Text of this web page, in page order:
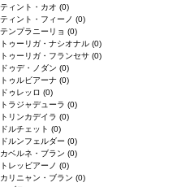
ティント・カオ (0)
ティント・フィーノ (0)
テンプラニーリョ (0)
トゥーリガ・ナシオナル (0)
トゥーリガ・フランセサ (0)
ドゥデ・ノダン (0)
トゥルビアーナ (0)
ドゥレッロ (0)
トラジャデューラ (0)
トリンカデイラ (0)
ドルチェット (0)
ドルンフェルダー (0)
カベルネ・ブラン (0)
トレッビアーノ (0)
カリニャン・ブラン (0)